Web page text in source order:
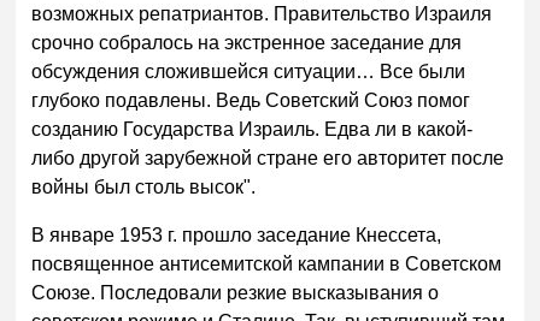
возможных репатриантов. Правительство Израиля
срочно собралось на экстренное заседание для
обсуждения сложившейся ситуации… Все были
глубоко подавлены. Ведь Советский Союз помог
созданию Государства Израиль. Едва ли в какой-
либо другой зарубежной стране его авторитет после
войны был столь высок".
В январе 1953 г. прошло заседание Кнессета,
посвященное антисемитской кампании в Советском
Союзе. Последовали резкие высказывания о